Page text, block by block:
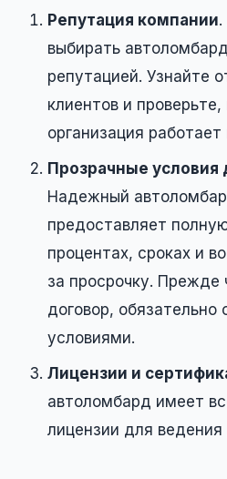
Репутация компании
выбирать
репутацией. Узнайте
клиентов и проверьте,
организация работает
Прозрачные условия
Надежный
предоставляет
процентах, сроках и
за просрочку. Прежде
договор, обязательно
условиями.
Лицензии и
автоломбард имеет
лицензии для ведения